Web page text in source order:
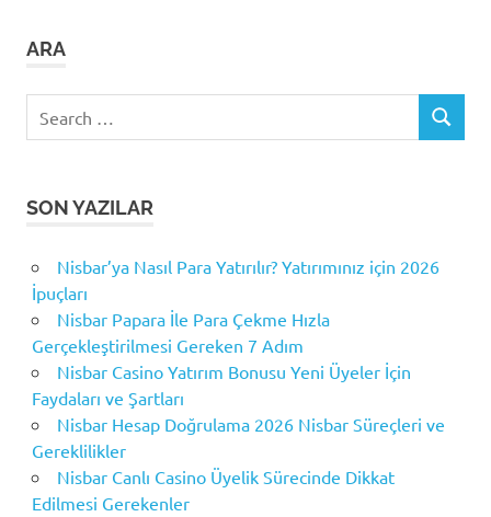
ARA
for:
SEARCH
SON YAZILAR
Nisbar’ya Nasıl Para Yatırılır? Yatırımınız için 2026
İpuçları
Nisbar Papara İle Para Çekme Hızla
Gerçekleştirilmesi Gereken 7 Adım
Nisbar Casino Yatırım Bonusu Yeni Üyeler İçin
Faydaları ve Şartları
Nisbar Hesap Doğrulama 2026 Nisbar Süreçleri ve
Gereklilikler
Nisbar Canlı Casino Üyelik Sürecinde Dikkat
Edilmesi Gerekenler